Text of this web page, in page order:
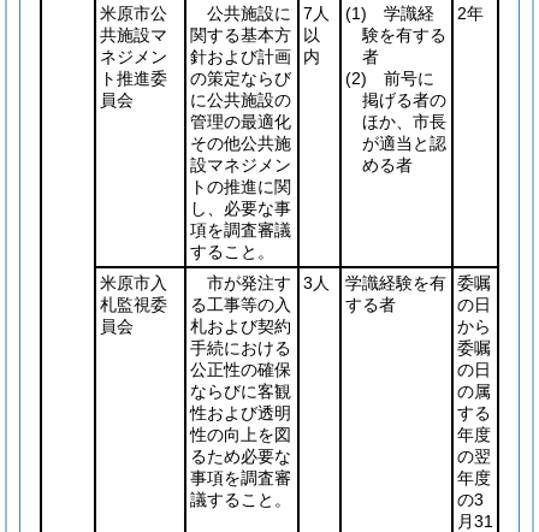
米原市公
共施設マ
ネジメン
ト推進委
員会
公共施設に
関する基本方
針および計画
の策定ならび
に公共施設の
管理の最適化
その他公共施
設マネジメン
トの推進に関
し、必要な事
項を調査審議
すること。
7人
以
内
(1) 学識経
験を有する
者
(2) 前号に
掲げる者の
ほか、市長
が適当と認
める者
2年
米原市入
札監視委
員会
市が発注す
る工事等の入
札および契約
手続における
公正性の確保
ならびに客観
性および透明
性の向上を図
るため必要な
事項を調査審
議すること。
3人
学識経験を有
する者
委嘱
の日
から
委嘱
の日
の属
する
年度
の翌
年度
の3
月31